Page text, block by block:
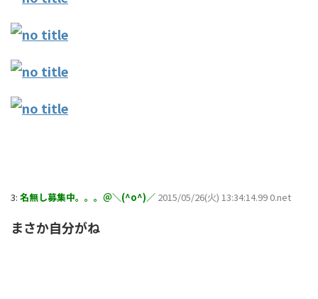
3: 名無し募集中。。。＠＼(^o^)／ 2015/05/26(火) 13:34:14.99 0.net
まさか自分がね